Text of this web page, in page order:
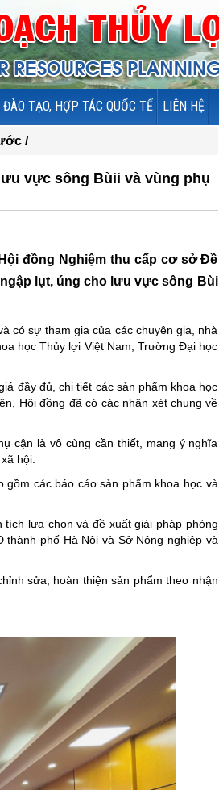
ĐÀO TẠO, HỢP TÁC QUỐC TẾ LIÊN HỆ
/
vực sông Bùii và vùng phụ
đồng Nghiệm thu cấp cơ sở Đề
lụt, úng cho lưu vực sông Bùi
có sự tham gia của các chuyên gia, nhà
học Thủy lợi Việt Nam, Trường Đại học
đầy đủ, chi tiết các sản phẩm khoa học
Hội đồng đã có các nhận xét chung về
cận là vô cùng cần thiết, mang ý nghĩa
hội.
các báo cáo sản phẩm khoa học và
lựa chọn và đề xuất giải pháp phòng
phố Hà Nội và Sở Nông nghiệp và
sửa, hoàn thiện sản phẩm theo nhận